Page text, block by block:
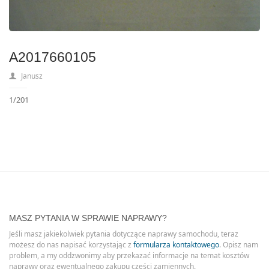
A2017660105
Janusz
1/201
MASZ PYTANIA W SPRAWIE NAPRAWY?
Jeśli masz jakiekolwiek pytania dotyczące naprawy samochodu, teraz
możesz do nas napisać korzystając z formularza kontaktowego. Opisz nam
problem, a my oddzwonimy aby przekazać informacje na temat kosztów
naprawy oraz ewentualnego zakupu części zamiennych.